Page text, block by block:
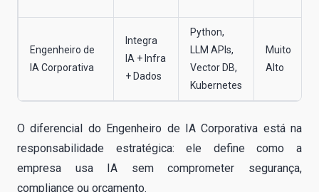
Engenheiro de
IA Corporativa
Integra
IA + Infra
+ Dados
Python,
LLM APIs,
Vector DB,
Kubernetes
Muito
Alto
O diferencial do Engenheiro de IA Corporativa está na
responsabilidade estratégica: ele define como a
empresa usa IA sem comprometer segurança,
compliance ou orçamento.